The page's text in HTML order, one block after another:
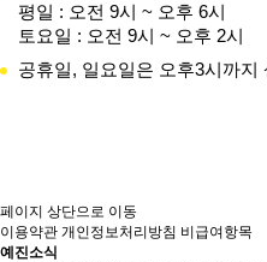
평일 : 오전 9시 ~ 오후 6시
토요일 : 오전 9시 ~ 오후 2시
공휴일, 일요일은 오후3시까지
페이지 상단으로 이동
이용약관 개인정보처리방침 비급여항목
예진소식